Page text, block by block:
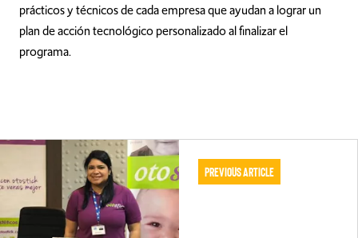
prácticos y técnicos de cada empresa que ayudan a lograr un
plan de acción tecnológico personalizado al finalizar el
programa.
Previous Article